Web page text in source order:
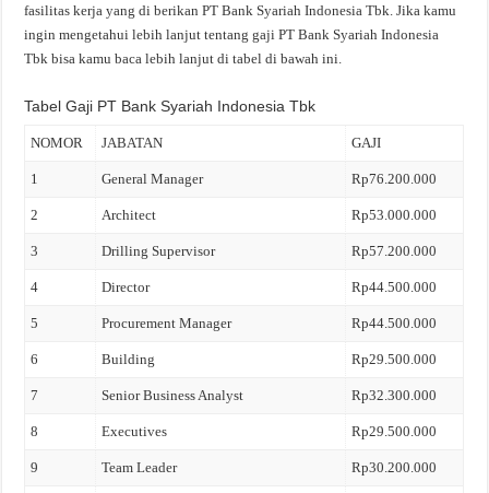
fasilitas kerja yang di berikan PT Bank Syariah Indonesia Tbk. Jika kamu
ingin mengetahui lebih lanjut tentang gaji PT Bank Syariah Indonesia
Tbk bisa kamu baca lebih lanjut di tabel di bawah ini.
Tabel Gaji PT Bank Syariah Indonesia Tbk
NOMOR JABATAN GAJI
1 General Manager Rp76.200.000
2 Architect Rp53.000.000
3 Drilling Supervisor Rp57.200.000
4 Director Rp44.500.000
5 Procurement Manager Rp44.500.000
6 Building Rp29.500.000
7 Senior Business Analyst Rp32.300.000
8 Executives Rp29.500.000
9 Team Leader Rp30.200.000